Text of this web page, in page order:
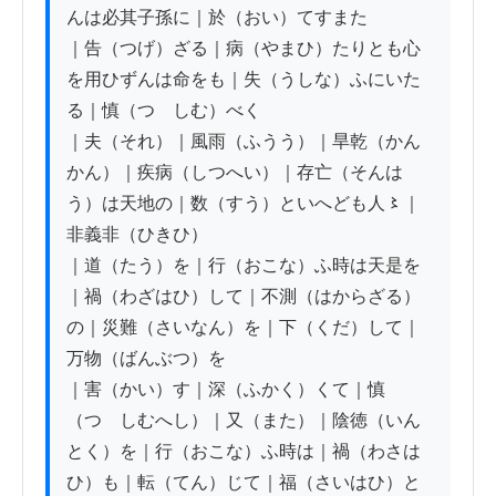
んは必其子孫に｜於（おい）てすまた
｜告（つげ）ざる｜病（やまひ）たりとも心
を用ひずんは命をも｜失（うしな）ふにいた
る｜慎（つゝしむ）べく
｜夫（それ）｜風雨（ふうう）｜旱乾（かん
かん）｜疾病（しつへい）｜存亡（そんは
う）は天地の｜数（すう）といへども人〻｜
非義非（ひきひ）
｜道（たう）を｜行（おこな）ふ時は天是を
｜禍（わざはひ）して｜不測（はからざる）
の｜災難（さいなん）を｜下（くだ）して｜
万物（ばんぶつ）を
｜害（かい）す｜深（ふかく）くて｜慎
（つゝしむへし）｜又（また）｜陰徳（いん
とく）を｜行（おこな）ふ時は｜禍（わさは
ひ）も｜転（てん）じて｜福（さいはひ）と